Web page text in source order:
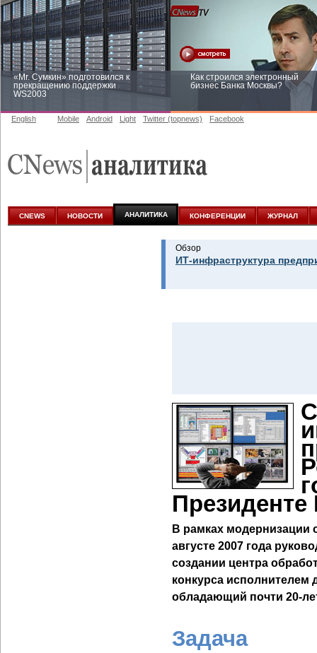
«Mr. Сумкин» подготовился к
прекращению поддержки
WS2003
Как строился электронный
бизнес Банка Москвы?
аналитике
English Mobile Android Light Twitter (topnews) Facebook
CNEWS НОВОСТИ АНАЛИТИКА КОНФЕРЕНЦИИ ЖУРНАЛ
Обзор
ИТ-инфраструктура
В рамках
августе 2007 года
создании центра
конкурса
обладающий почти 20-
Задача